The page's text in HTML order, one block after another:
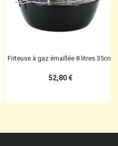
Friteuse à gaz émaillée 8 litres 35cm
52,80 €